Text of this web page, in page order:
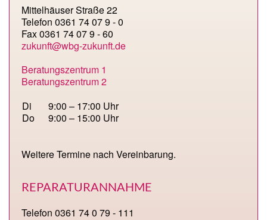
Mittelhäuser Straße 22
Telefon 0361 74 07 9 - 0
Fax 0361 74 07 9 - 60
zukunft@wbg-zukunft.de
Beratungszentrum 1
Beratungszentrum 2
Di
Do
9:00 – 17:00 Uhr
9:00 – 15:00 Uhr
Weitere Termine nach Vereinbarung.
REPARATURANNAHME
Telefon 0361 74 0 79 - 111